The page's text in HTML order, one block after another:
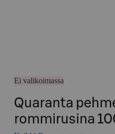
Ei valikoimassa
Quaranta
rommirusina